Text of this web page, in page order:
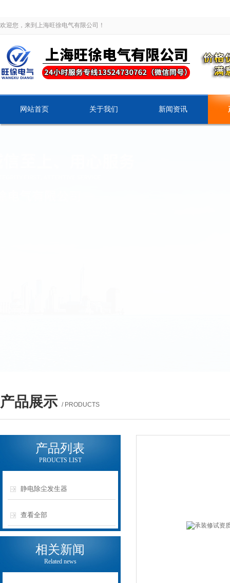
欢迎您，来到上海旺徐电气有限公司！
网站首页 关于我们 新闻资讯
产品展示 / PRODUCTS
产品列表
PROUCTS LIST
静电除尘发生器
查看全部
相关新闻
Related news